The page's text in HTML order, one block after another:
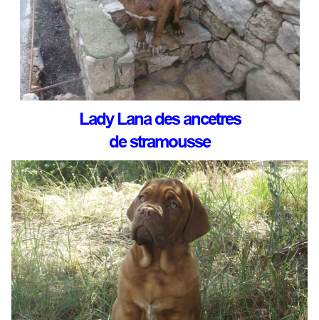
Lady Lana des ancetres
de stramousse